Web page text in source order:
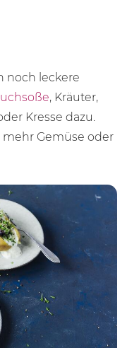
noch leckere
, Kräuter,
Kresse dazu.
Gemüse oder